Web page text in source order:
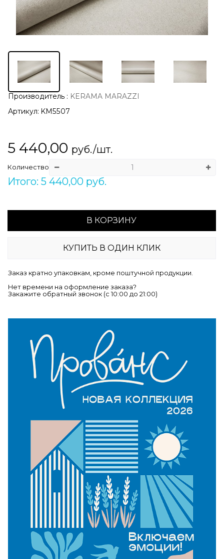
Производитель : KERAMA MARAZZI
Артикул: KM5507
5 440,00 руб./шт.
Количество
Итого: 5 440,00 руб.
В КОРЗИНУ
КУПИТЬ В ОДИН КЛИК
Заказ кратно упаковкам, кроме поштучной продукции.
Нет времени на оформление заказа?
Закажите обратный звонок (c 10:00 до 21:00)